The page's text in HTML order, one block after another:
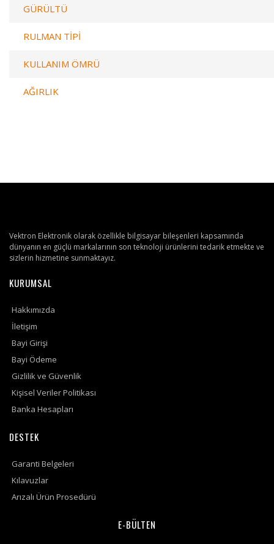
GÜRÜLTÜ
RULMAN TİPİ
KULLANIM ÖMRÜ
AĞIRLIK
Vektron Elektronik olarak özellikle bilgisayar bileşenleri kapsamında
dünyanın en güçlü markalarının son teknoloji ürünlerini tedarik etmekte ve
sizlerin hizmetine sunmaktayız.
KURUMSAL
Hakkımızda
İletişim
Bayi Girişi
Bayi Ödeme
Gizlilik ve Güvenlik
Kişisel Veriler Politikası
Banka Hesapları
DESTEK
Garanti Belgeleri
Kılavuzlar
Arızalı Ürün Prosedürü
E-BÜLTEN